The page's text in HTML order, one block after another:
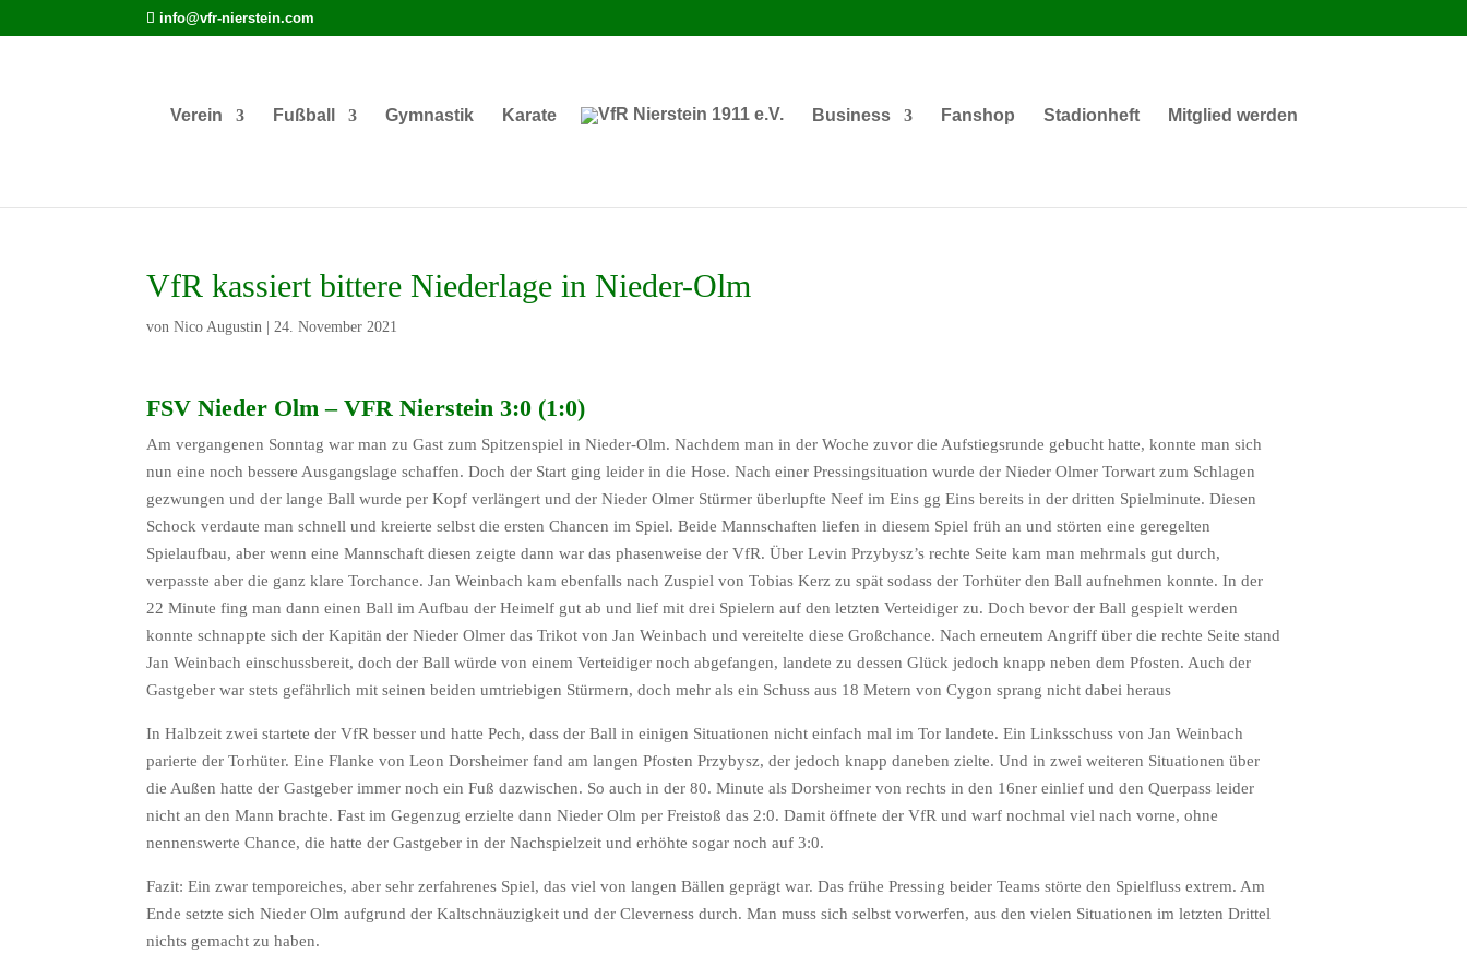
info@vfr-nierstein.com
Verein Fußball Gymnastik Karate Business Fanshop Stadionheft Mitglied werden
VfR kassiert bittere Niederlage in Nieder-Olm
vonNico Augustin |24. November 2021
FSV Nieder Olm – VFR Nierstein 3:0 (1:0)
Am vergangenen Sonntag war man zu Gast zum Spitzenspiel in Nieder-Olm. Nachdem man in der Woche zuvor die Aufstiegsrunde gebucht hatte, konnte man sich
nun eine noch bessere Ausgangslage schaffen. Doch der Start ging leider in die Hose. Nach einer Pressingsituation wurde der Nieder Olmer Torwart zum Schlagen
gezwungen und der lange Ball wurde per Kopf verlängert und der Nieder Olmer Stürmer überlupfte Neef im Eins gg Eins bereits in der dritten Spielminute. Diesen
Schock verdaute man schnell und kreierte selbst die ersten Chancen im Spiel. Beide Mannschaften liefen in diesem Spiel früh an und störten eine geregelten
Spielaufbau, aber wenn eine Mannschaft diesen zeigte dann war das phasenweise der VfR. Über Levin Przybysz’s rechte Seite kam man mehrmals gut durch,
verpasste aber die ganz klare Torchance. Jan Weinbach kam ebenfalls nach Zuspiel von Tobias Kerz zu spät sodass der Torhüter den Ball aufnehmen konnte. In der
22 Minute fing man dann einen Ball im Aufbau der Heimelf gut ab und lief mit drei Spielern auf den letzten Verteidiger zu. Doch bevor der Ball gespielt werden
konnte schnappte sich der Kapitän der Nieder Olmer das Trikot von Jan Weinbach und vereitelte diese Großchance. Nach erneutem Angriff über die rechte Seite stand
Jan Weinbach einschussbereit, doch der Ball würde von einem Verteidiger noch abgefangen, landete zu dessen Glück jedoch knapp neben dem Pfosten. Auch der
Gastgeber war stets gefährlich mit seinen beiden umtriebigen Stürmern, doch mehr als ein Schuss aus 18 Metern von Cygon sprang nicht dabei heraus
In Halbzeit zwei startete der VfR besser und hatte Pech, dass der Ball in einigen Situationen nicht einfach mal im Tor landete. Ein Linksschuss von Jan Weinbach
parierte der Torhüter. Eine Flanke von Leon Dorsheimer fand am langen Pfosten Przybysz, der jedoch knapp daneben zielte. Und in zwei weiteren Situationen über
die Außen hatte der Gastgeber immer noch ein Fuß dazwischen. So auch in der 80. Minute als Dorsheimer von rechts in den 16ner einlief und den Querpass leider
nicht an den Mann brachte. Fast im Gegenzug erzielte dann Nieder Olm per Freistoß das 2:0. Damit öffnete der VfR und warf nochmal viel nach vorne, ohne
nennenswerte Chance, die hatte der Gastgeber in der Nachspielzeit und erhöhte sogar noch auf 3:0.
Fazit: Ein zwar temporeiches, aber sehr zerfahrenes Spiel, das viel von langen Bällen geprägt war. Das frühe Pressing beider Teams störte den Spielfluss extrem. Am
Ende setzte sich Nieder Olm aufgrund der Kaltschnäuzigkeit und der Cleverness durch. Man muss sich selbst vorwerfen, aus den vielen Situationen im letzten Drittel
nichts gemacht zu haben.